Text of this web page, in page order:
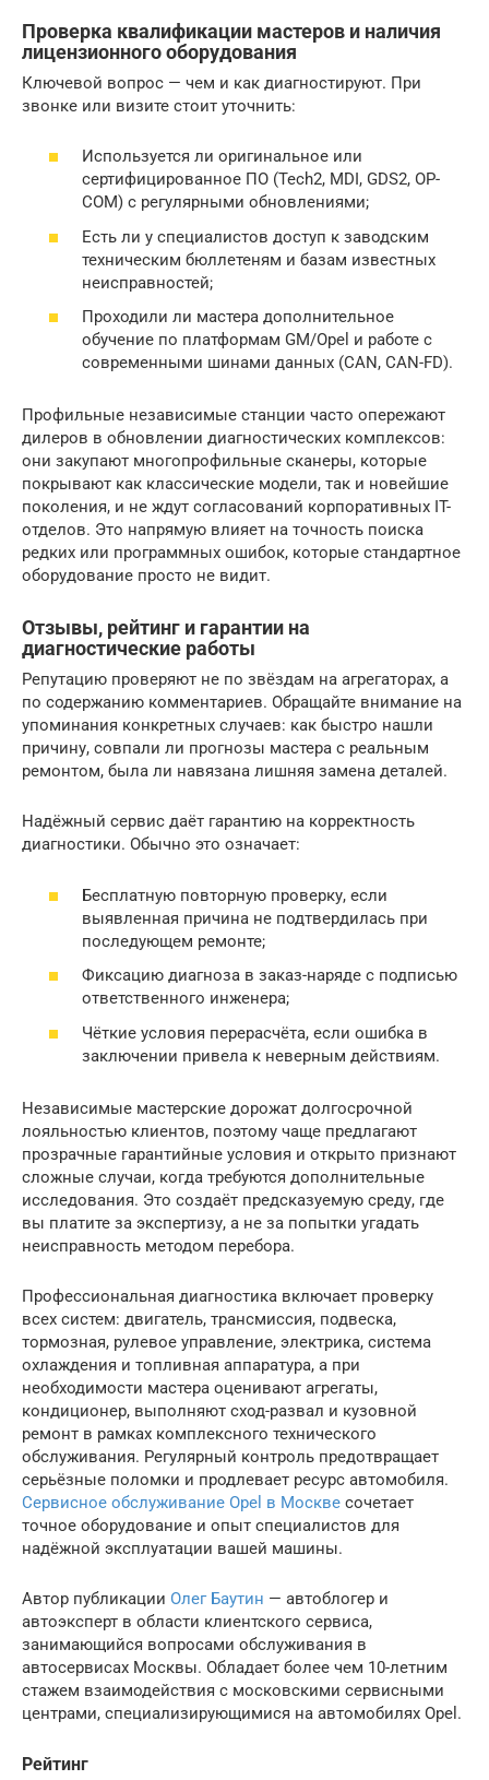
Проверка квалификации мастеров и наличия
лицензионного оборудования
Ключевой вопрос — чем и как диагностируют. При
звонке или визите стоит уточнить:
Используется ли оригинальное или
сертифицированное ПО (Tech2, MDI, GDS2, OP-
COM) с регулярными обновлениями;
Есть ли у специалистов доступ к заводским
техническим бюллетеням и базам известных
неисправностей;
Проходили ли мастера дополнительное
обучение по платформам GM/Opel и работе с
современными шинами данных (CAN, CAN-FD).
Профильные независимые станции часто опережают
дилеров в обновлении диагностических комплексов:
они закупают многопрофильные сканеры, которые
покрывают как классические модели, так и новейшие
поколения, и не ждут согласований корпоративных IT-
отделов. Это напрямую влияет на точность поиска
редких или программных ошибок, которые стандартное
оборудование просто не видит.
Отзывы, рейтинг и гарантии на
диагностические работы
Репутацию проверяют не по звёздам на агрегаторах, а
по содержанию комментариев. Обращайте внимание на
упоминания конкретных случаев: как быстро нашли
причину, совпали ли прогнозы мастера с реальным
ремонтом, была ли навязана лишняя замена деталей.
Надёжный сервис даёт гарантию на корректность
диагностики. Обычно это означает:
Бесплатную повторную проверку, если
выявленная причина не подтвердилась при
последующем ремонте;
Фиксацию диагноза в заказ-наряде с подписью
ответственного инженера;
Чёткие условия перерасчёта, если ошибка в
заключении привела к неверным действиям.
Независимые мастерские дорожат долгосрочной
лояльностью клиентов, поэтому чаще предлагают
прозрачные гарантийные условия и открыто признают
сложные случаи, когда требуются дополнительные
исследования. Это создаёт предсказуемую среду, где
вы платите за экспертизу, а не за попытки угадать
неисправность методом перебора.
Профессиональная диагностика включает проверку
всех систем: двигатель, трансмиссия, подвеска,
тормозная, рулевое управление, электрика, система
охлаждения и топливная аппаратура, а при
необходимости мастера оценивают агрегаты,
кондиционер, выполняют сход-развал и кузовной
ремонт в рамках комплексного технического
обслуживания. Регулярный контроль предотвращает
серьёзные поломки и продлевает ресурс автомобиля.
Сервисное обслуживание Opel в Москве сочетает
точное оборудование и опыт специалистов для
надёжной эксплуатации вашей машины.
Автор публикации Олег Баутин — автоблогер и
автоэксперт в области клиентского сервиса,
занимающийся вопросами обслуживания в
автосервисах Москвы. Обладает более чем 10-летним
стажем взаимодействия с московскими сервисными
центрами, специализирующимися на автомобилях Opel.
Рейтинг